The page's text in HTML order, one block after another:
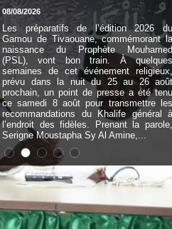
08/08/2026
Les préparatifs de l’édition 2026 du
Gamou de Tivaouane, commémorant la
naissance du Prophète Mouhamed
(PSL), vont bon train. À quelques
semaines de cet événement religieux,
prévu dans la nuit du 25 au 26 août
prochain, un point de presse a été tenu
ce samedi 8 août pour transmettre les
recommandations du Khalife général à
l’endroit des fidèles. Prenant la parole,
Serigne Moustapha Sy Al Amine,...